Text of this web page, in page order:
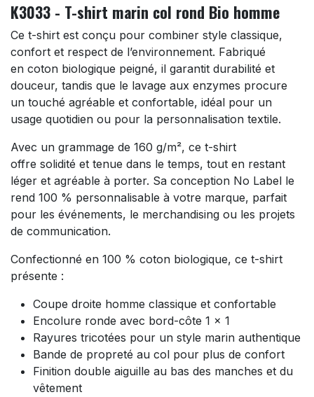
K3033 - T-shirt marin col rond Bio homme
Ce t-shirt est conçu pour combiner style classique,
confort et respect de l’environnement. Fabriqué
en coton biologique peigné, il garantit durabilité et
douceur, tandis que le lavage aux enzymes procure
un touché agréable et confortable, idéal pour un
usage quotidien ou pour la personnalisation textile.
Avec un grammage de 160 g/m², ce t-shirt
offre solidité et tenue dans le temps, tout en restant
léger et agréable à porter. Sa conception No Label le
rend 100 % personnalisable à votre marque, parfait
pour les événements, le merchandising ou les projets
de communication.
Confectionné en 100 % coton biologique, ce t-shirt
présente :
Coupe droite homme classique et confortable
Encolure ronde avec bord-côte 1 x 1
Rayures tricotées pour un style marin authentique
Bande de propreté au col pour plus de confort
Finition double aiguille au bas des manches et du
vêtement